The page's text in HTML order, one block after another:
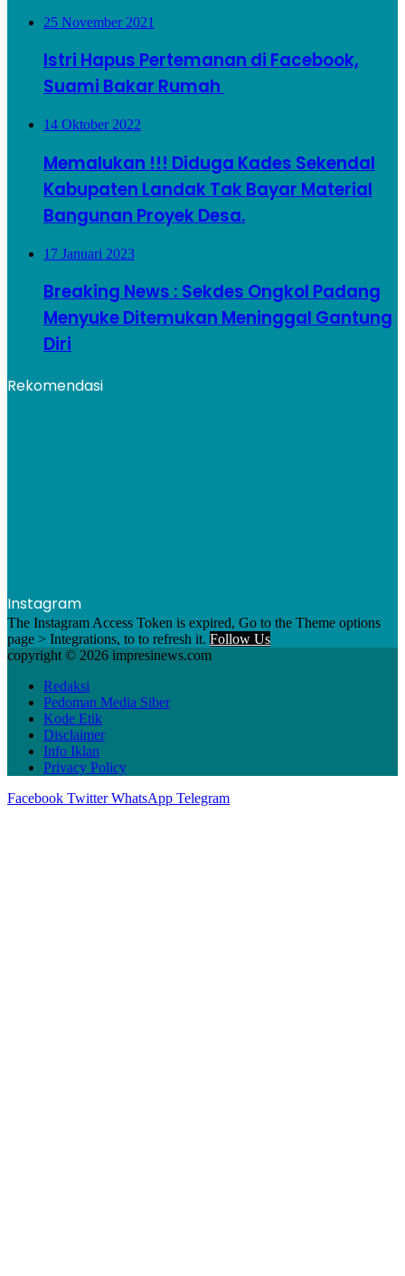
25 November 2021
Istri Hapus Pertemanan di Facebook,
Suami Bakar Rumah
14 Oktober 2022
Memalukan !!! Diduga Kades Sekendal
Kabupaten Landak Tak Bayar Material
Bangunan Proyek Desa.
17 Januari 2023
Breaking News : Sekdes Ongkol Padang
Menyuke Ditemukan Meninggal Gantung
Diri
Rekomendasi
Instagram
The Instagram Access Token is expired, Go to the Theme options
page > Integrations, to to refresh it. Follow Us
copyright © 2026 impresinews.com
Redaksi
Pedoman Media Siber
Kode Etik
Disclaimer
Info Iklan
Privacy Policy
Facebook Twitter WhatsApp Telegram